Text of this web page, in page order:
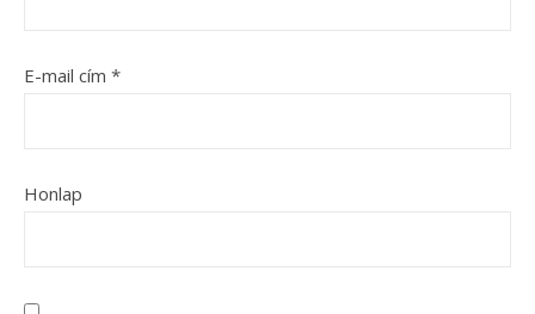
E-mail cím *
Honlap